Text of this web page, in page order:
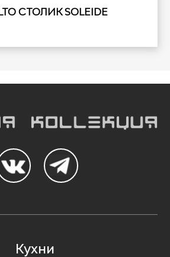
СТОЛИК SOLEIDE
Кухни